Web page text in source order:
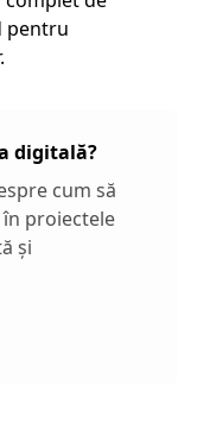
pentru
digitală?
cum să
proiectele
și